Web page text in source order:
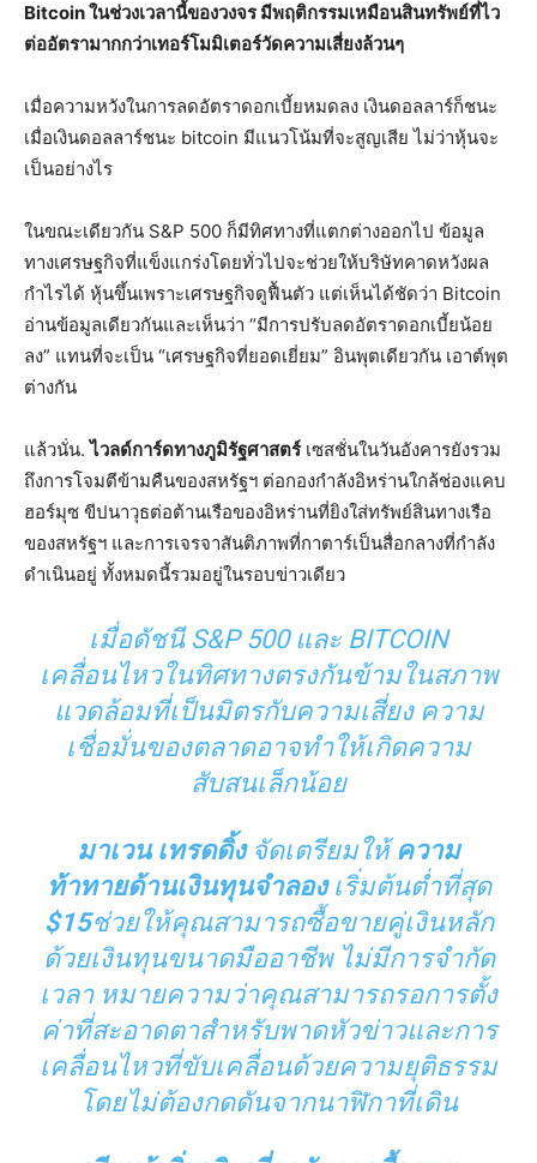
Bitcoin ในช่วงเวลานี้ของวงจร มีพฤติกรรมเหมือนสินทรัพย์ที่ไว
ต่ออัตรามากกว่าเทอร์โมมิเตอร์วัดความเสี่ยงล้วนๆ
เมื่อความหวังในการลดอัตราดอกเบี้ยหมดลง เงินดอลลาร์ก็ชนะ
เมื่อเงินดอลลาร์ชนะ bitcoin มีแนวโน้มที่จะสูญเสีย ไม่ว่าหุ้นจะ
เป็นอย่างไร
ในขณะเดียวกัน S&P 500 ก็มีทิศทางที่แตกต่างออกไป ข้อมูล
ทางเศรษฐกิจที่แข็งแกร่งโดยทั่วไปจะช่วยให้บริษัทคาดหวังผล
กำไรได้ หุ้นขึ้นเพราะเศรษฐกิจดูฟื้นตัว แต่เห็นได้ชัดว่า Bitcoin
อ่านข้อมูลเดียวกันและเห็นว่า “มีการปรับลดอัตราดอกเบี้ยน้อย
ลง” แทนที่จะเป็น “เศรษฐกิจที่ยอดเยี่ยม” อินพุตเดียวกัน เอาต์พุต
ต่างกัน
แล้วนั่น.ไวลด์การ์ดทางภูมิรัฐศาสตร์เซสชั่นในวันอังคารยังรวม
ถึงการโจมตีข้ามคืนของสหรัฐฯ ต่อกองกำลังอิหร่านใกล้ช่องแคบ
ฮอร์มุซ ขีปนาวุธต่อต้านเรือของอิหร่านที่ยิงใส่ทรัพย์สินทางเรือ
ของสหรัฐฯ และการเจรจาสันติภาพที่กาตาร์เป็นสื่อกลางที่กำลัง
ดำเนินอยู่ ทั้งหมดนี้รวมอยู่ในรอบข่าวเดียว
เมื่อดัชนี S&P 500 และ BITCOIN
เคลื่อนไหวในทิศทางตรงกันข้ามในสภาพ
แวดล้อมที่เป็นมิตรกับความเสี่ยง ความ
เชื่อมั่นของตลาดอาจทำให้เกิดความ
สับสนเล็กน้อย
มาเวน เทรดดิ้งจัดเตรียมให้ ความ
ท้าทายด้านเงินทุนจำลองเริ่มต้นต่ำที่สุด
$15ช่วยให้คุณสามารถซื้อขายคู่เงินหลัก
ด้วยเงินทุนขนาดมืออาชีพ ไม่มีการจำกัด
เวลา หมายความว่าคุณสามารถรอการตั้ง
ค่าที่สะอาดตาสำหรับพาดหัวข่าวและการ
เคลื่อนไหวที่ขับเคลื่อนด้วยความยุติธรรม
โดยไม่ต้องกดดันจากนาฬิกาที่เดิน